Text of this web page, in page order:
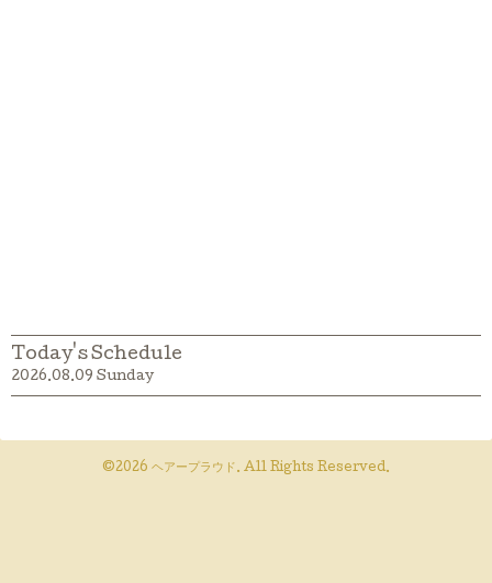
Today's Schedule
2026.08.09 Sunday
©2026 ヘアープラウド . All Rights Reserved.